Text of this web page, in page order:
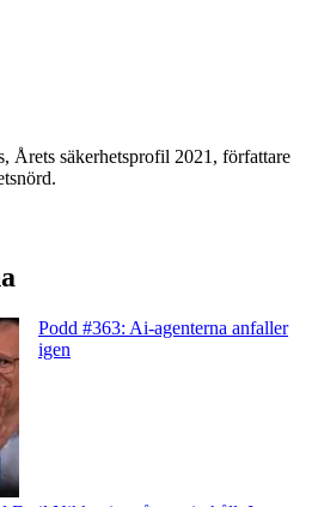
Årets säkerhetsprofil 2021, författare
Podd #363: Ai-agenterna anfaller
igen